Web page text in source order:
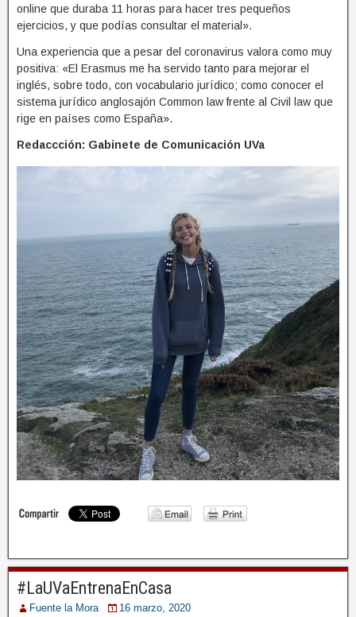
online que duraba 11 horas para hacer tres pequeños
ejercicios, y que podías consultar el material».
Una experiencia que a pesar del coronavirus valora como muy
positiva: «El Erasmus me ha servido tanto para mejorar el
inglés, sobre todo, con vocabulario jurídico; como conocer el
sistema jurídico anglosajón Common law frente al Civil law que
rige en países como España».
Redaccción: Gabinete de Comunicación UVa
#LaUVaEntrenaEnCasa
Fuente la Mora
16 marzo, 2020